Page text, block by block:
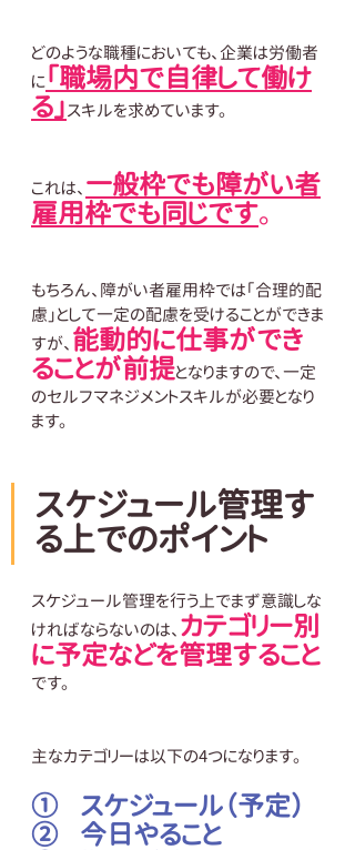
どのような職種においても、企業は労働者
に「職場内で自律して働け
る」スキルを求めています。
これは、一般枠でも障がい者
雇用枠でも同じです。
もちろん、障がい者雇用枠では「合理的配
慮」として一定の配慮を受けることができま
すが、能動的に仕事ができ
ることが前提となりますので、一定
のセルフマネジメントスキルが必要となり
ます。
スケジュール管理す
る上でのポイント
スケジュール管理を行う上でまず意識しな
ければならないのは、カテゴリー別
に予定などを管理すること
です。
主なカテゴリーは以下の4つになります。
①    スケジュール（予定）
②    今日やること